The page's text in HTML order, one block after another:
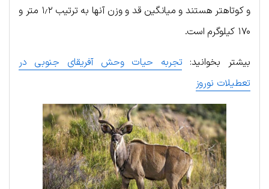
و کوتاهتر هستند و میانگین قد و وزن آنها به ترتیب ۱٫۲ متر و
۱۷۰ کیلوگرم است.
بیشتر بخوانید: تجربه حیات وحش آفریقای جنوبی در
تعطیلات نوروز